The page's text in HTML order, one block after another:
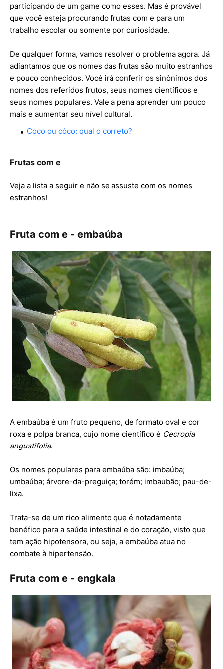
participando de um game como esses. Mas é provável
que você esteja procurando frutas com e para um
trabalho escolar ou somente por curiosidade.
De qualquer forma, vamos resolver o problema agora. Já
adiantamos que os nomes das frutas são muito estranhos
e pouco conhecidos. Você irá conferir os sinônimos dos
nomes dos referidos frutos, seus nomes científicos e
seus nomes populares. Vale a pena aprender um pouco
mais e aumentar seu nível cultural.
Coco ou côco: qual o correto?
Frutas com e
Veja a lista a seguir e não se assuste com os nomes
estranhos!
Fruta com e - embaúba
A embaúba é um fruto pequeno, de formato oval e cor
roxa e polpa branca, cujo nome científico é Cecropia
angustifolia.
Os nomes populares para embaúba são: imbaúba;
umbaúba; árvore-da-preguiça; torém; imbaubão; pau-de-
lixa.
Trata-se de um rico alimento que é notadamente
benéfico para a saúde intestinal e do coração, visto que
tem ação hipotensora, ou seja, a embaúba atua no
combate à hipertensão.
Fruta com e - engkala